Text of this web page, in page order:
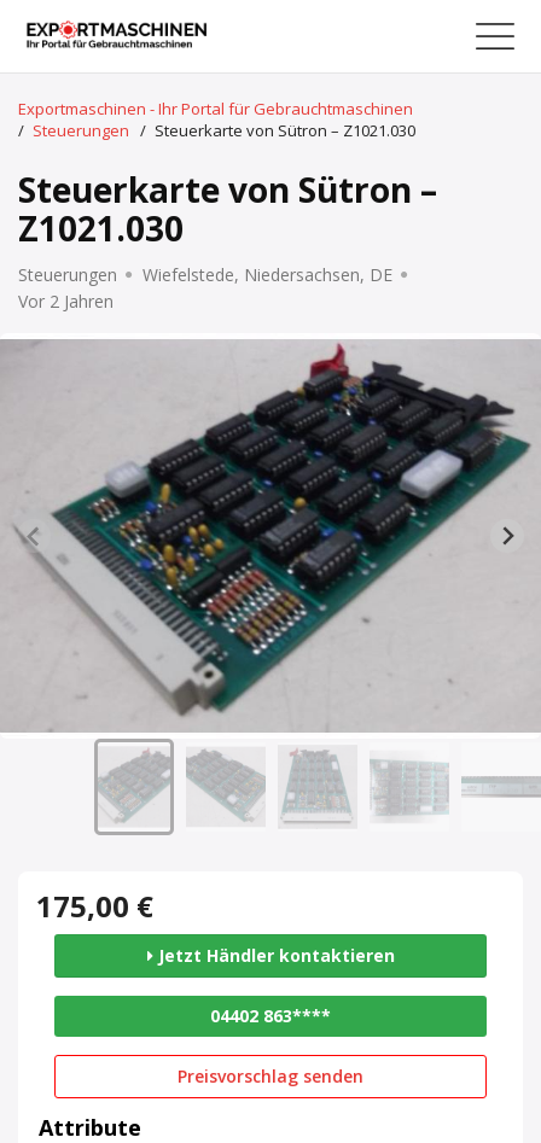
Exportmaschinen - Ihr Portal für Gebrauchtmaschinen
/ Steuerungen / Steuerkarte von Sütron – Z1021.030
Steuerkarte von Sütron –
Z1021.030
Steuerungen
Wiefelstede, Niedersachsen, DE
Vor 2 Jahren
175,00 €
Jetzt Händler kontaktieren
04402 863****
Preisvorschlag senden
Attribute